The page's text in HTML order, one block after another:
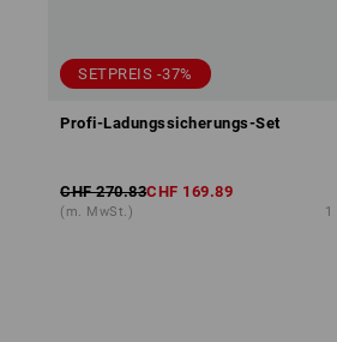
SETPREIS -37%
Profi-Ladungssicherungs-Set
CHF 270.83CHF 169.89
(m. MwSt.) 1